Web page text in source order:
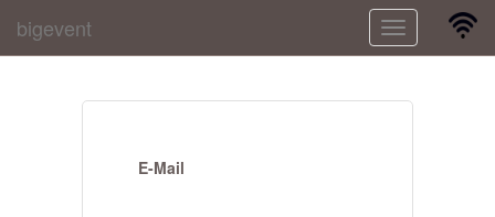
Toggle
navigation
bigevent
E-Mail